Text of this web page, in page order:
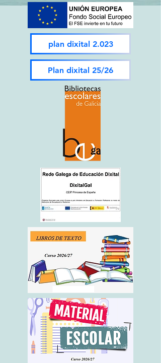
plan dixital 2.023
Plan dixital 25/26